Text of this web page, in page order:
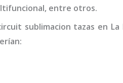
entre otros.
sublimacion tazas en La